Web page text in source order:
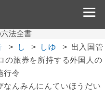
法全書
し しゆ
出入国管
の旅券を所持する外国人の
行令
なんみんにんていほうだい